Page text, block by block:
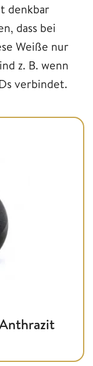
denkbar
dass bei
Weiße nur
z. B. wenn
verbindet.